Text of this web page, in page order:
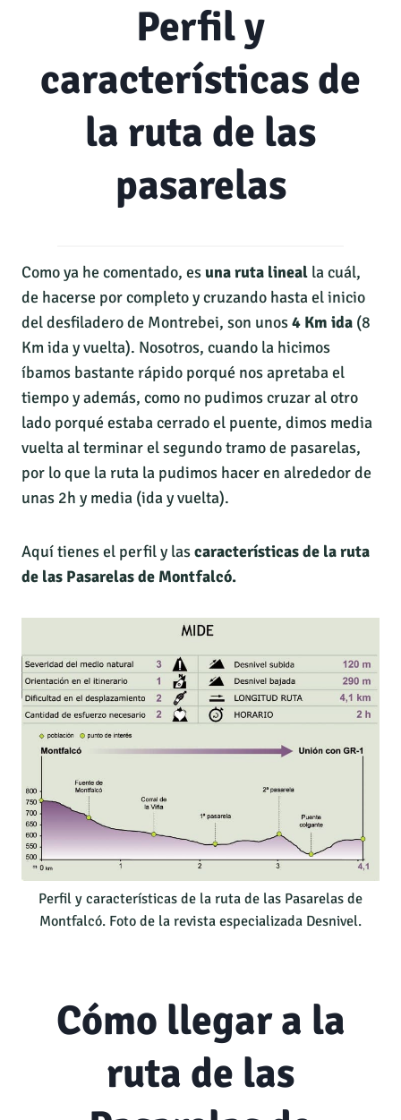
Perfil y
características de
la ruta de las
pasarelas
Como ya he comentado, esuna ruta lineal la cuál,
de hacerse por completo y cruzando hasta el inicio
del desfiladero de Montrebei, son unos4 Km ida (8
Km ida y vuelta). Nosotros, cuando la hicimos
íbamos bastante rápido porqué nos apretaba el
tiempo y además, como no pudimos cruzar al otro
lado porqué estaba cerrado el puente, dimos media
vuelta al terminar el segundo tramo de pasarelas,
por lo que la ruta la pudimos hacer en alrededor de
unas 2h y media (ida y vuelta).
Aquí tienes el perfil y lascaracterísticas de la ruta
de las Pasarelas de Montfalcó.
Perfil y características de la ruta de las Pasarelas de
Montfalcó. Foto de la revista especializada Desnivel.
Cómo llegar a la
ruta de las